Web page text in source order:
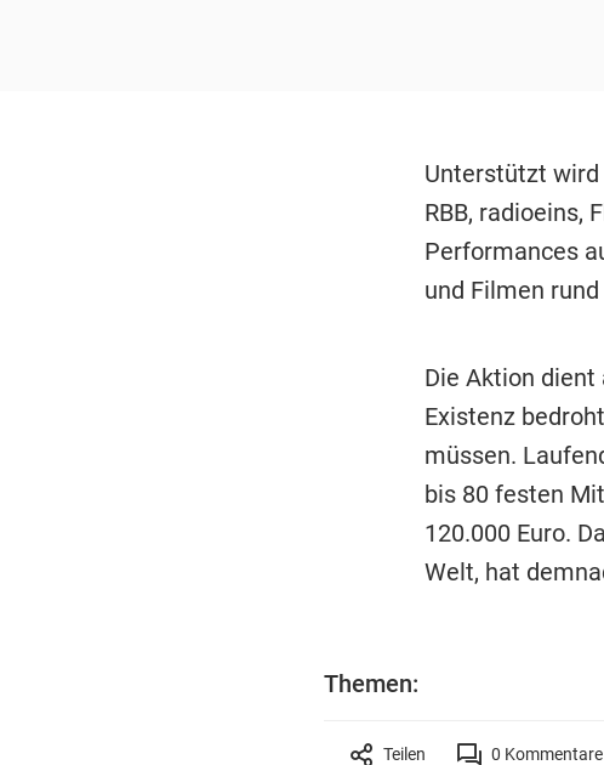
Unterstützt wird
RBB, radioeins,
Performances
und Filmen
Die Aktion dient
Existenz
müssen.
bis 80 festen
120.000 Euro.
Welt, hat
Themen:
Teilen 0